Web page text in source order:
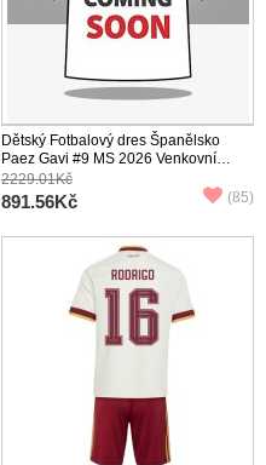
Dětský Fotbalový dres Španělsko
Paez Gavi #9 MS 2026 Venkovní
Krátký Rukáv (+ trenýrky)
2229.01Kč
891.56Kč (85)